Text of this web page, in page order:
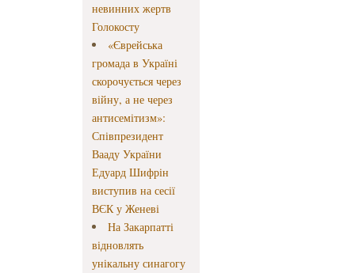
невинних жертв
Голокосту
«Єврейська
громада в Україні
скорочується через
війну, а не через
антисемітизм»:
Співпрезидент
Вааду України
Едуард Шифрін
виступив на сесії
ВЄК у Женеві
На Закарпатті
відновлять
унікальну синагогу